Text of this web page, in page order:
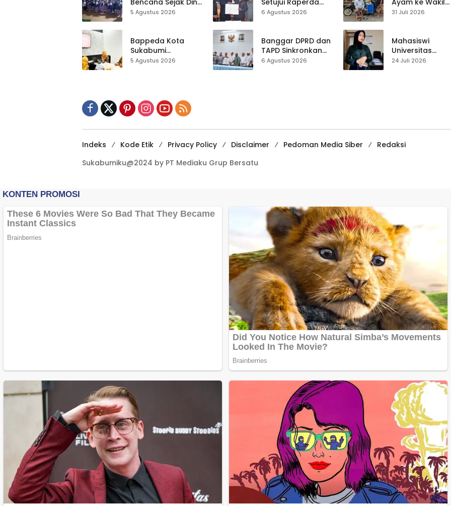
Bencana Sejak Dini,
Anak-anak KB
Lewat Boneka
Tangan
5 Agustus 2026
Bappeda Kota
Sukabumi
Matangkan Inovasi
5 Agustus 2026
Setujui Raperda
Disabilitas,
Diperkuat
6 Agustus 2026
Banggar DPRD dan
TAPD Sinkronkan
Anggaran
6 Agustus 2026
Ayam ke Wakil
Ketua DPRD, H.
Pasar Cisaat
31 Juli 2026
Mahasiswi
Universitas
Muhammadiyah
24 Juli 2026
Indeks Kode Etik Privacy Policy Disclaimer Pedoman Media Siber
Redaksi
Sukabumiku@2024 by PT Mediaku Grup Bersatu